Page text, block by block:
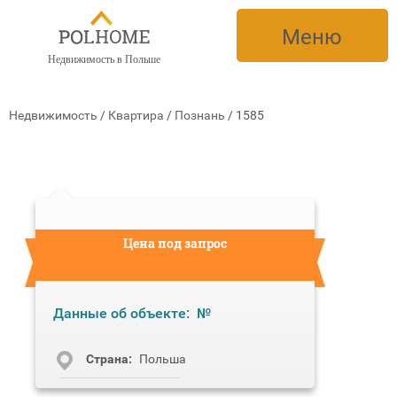
Недвижимость в Польше
Меню
Недвижимость / Квартира / Познань / 1585
Цена под запрос
Данные об объекте: №
Cтрана: Польша